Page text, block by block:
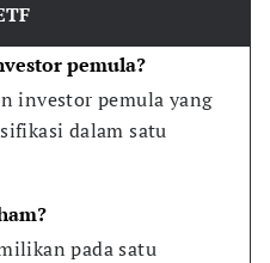
pemula?
investor pemula yang
dalam satu
pada satu